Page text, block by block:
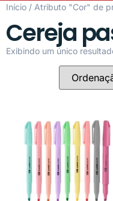
Início / Atributo "Cor" de
Cereja
Exibindo um único